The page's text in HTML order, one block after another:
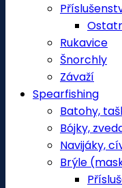
Rukavice
Šnorchly
Závaží
Spearfishing
Batohy,
Bójky,
Navijáky,
Brýle